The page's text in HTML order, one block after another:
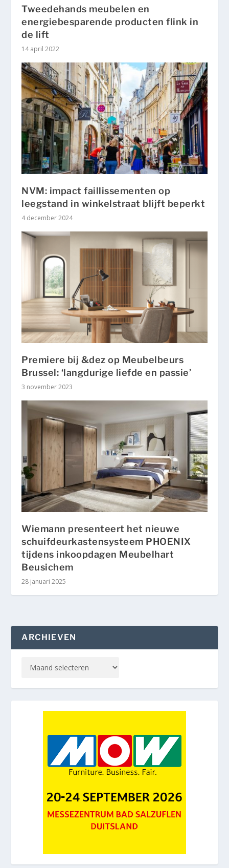
Tweedehands meubelen en
energiebesparende producten flink in
de lift
14 april 2022
NVM: impact faillissementen op
leegstand in winkelstraat blijft beperkt
4 december 2024
Premiere bij &dez op Meubelbeurs
Brussel: ‘langdurige liefde en passie’
3 november 2023
Wiemann presenteert het nieuwe
schuifdeurkastensysteem PHOENIX
tijdens inkoopdagen Meubelhart
Beusichem
28 januari 2025
ARCHIEVEN